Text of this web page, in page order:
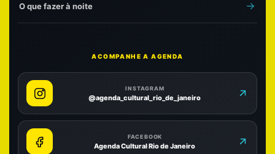
O que fazer à noite
ACOMPANHE A AGENDA
INSTAGRAM
@agenda_cultural_rio_de_janeiro
FACEBOOK
Agenda Cultural Rio de Janeiro